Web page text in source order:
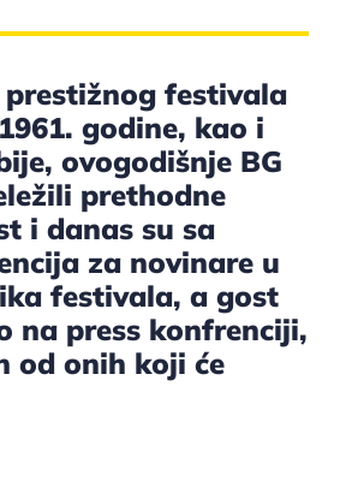
festivala
godine, kao i
ovogodišnje BG
prethodne
i danas su sa
za novinare u
festivala, a gost
na press konfrenciji,
od onih koji će